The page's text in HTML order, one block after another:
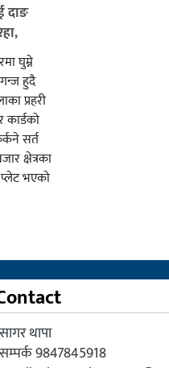
दाङ
घुम्ने
हुदै
प्रहरी
सर्त
क्षेत्रका
भएको
सागर थापा
सम्पर्क 9847845918